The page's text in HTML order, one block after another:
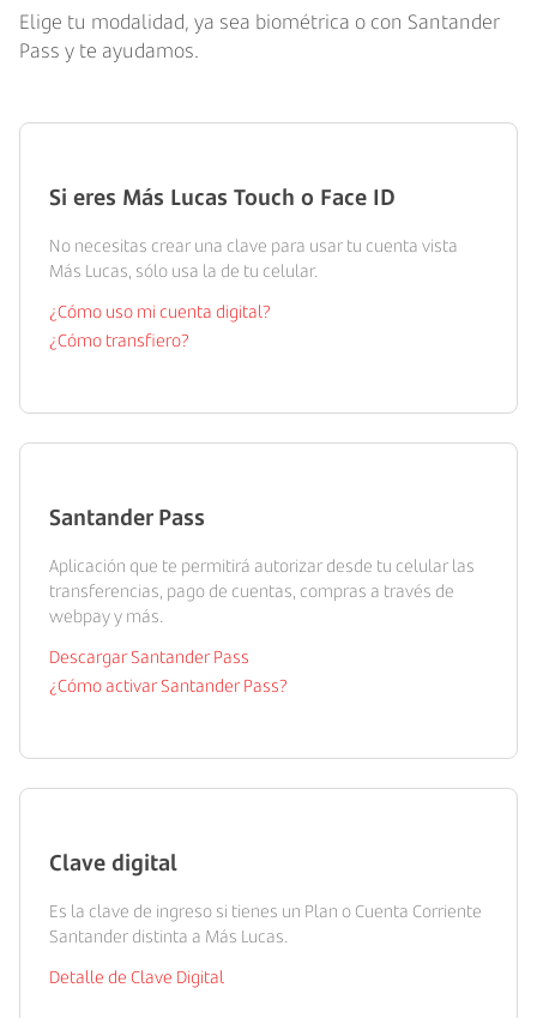
Elige tu modalidad, ya sea biométrica o con Santander
Pass y te ayudamos.
Si eres Más Lucas Touch o Face ID
No necesitas crear una clave para usar tu cuenta vista
Más Lucas, sólo usa la de tu celular.
¿Cómo uso mi cuenta digital?
¿Cómo transfiero?
Santander Pass
Aplicación que te permitirá autorizar desde tu celular las
transferencias, pago de cuentas, compras a través de
webpay y más.
Descargar Santander Pass
¿Cómo activar Santander Pass?
Clave digital
Es la clave de ingreso si tienes un Plan o Cuenta Corriente
Santander distinta a Más Lucas.
Detalle de Clave Digital